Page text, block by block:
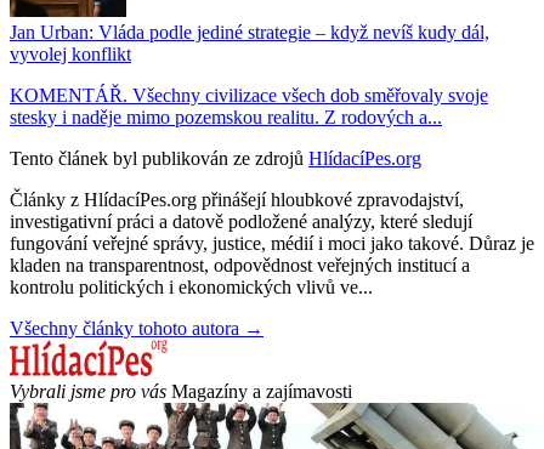
Jan Urban: Vláda podle jediné strategie – když nevíš kudy dál,
vyvolej konflikt
KOMENTÁŘ. Všechny civilizace všech dob směřovaly svoje
stesky i naděje mimo pozemskou realitu. Z rodových a...
Tento článek byl publikován ze zdrojů HlídacíPes.org
Články z HlídacíPes.org přinášejí hloubkové zpravodajství,
investigativní práci a datově podložené analýzy, které sledují
fungování veřejné správy, justice, médií i moci jako takové. Důraz je
kladen na transparentnost, odpovědnost veřejných institucí a
kontrolu politických i ekonomických vlivů ve...
Všechny články tohoto autora →
Vybrali jsme pro vás Magazíny a zajímavosti